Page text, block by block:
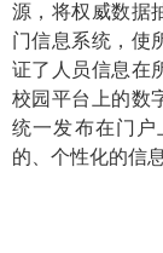
源，将权威数据
门信息系统，使
证了人员信息在
校园平台上的数
统一发布在门
的、个性化的信